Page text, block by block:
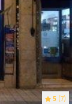
5 (7)